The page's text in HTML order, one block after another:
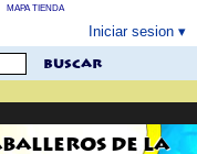
MAPA TIENDA
Iniciar sesion
buscar
DE LA